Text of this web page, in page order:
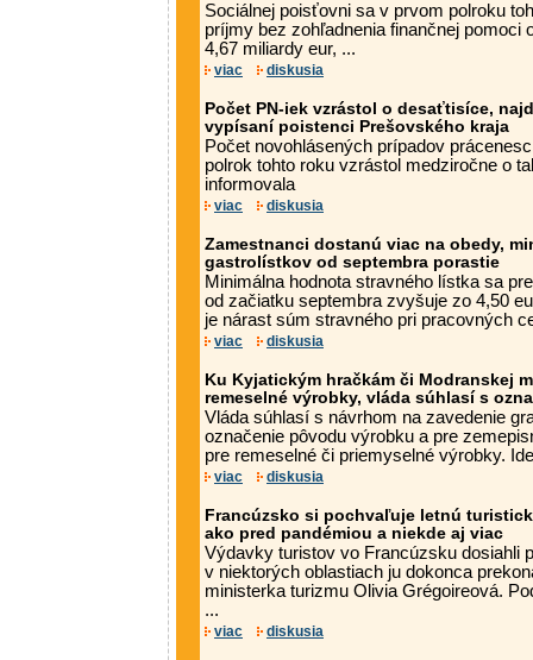
Sociálnej poisťovni sa v prvom polroku
príjmy bez zohľadnenia finančnej pomoci
4,67 miliardy eur, ...
viac diskusia
Počet PN-iek vzrástol o desaťtisíce,
vypísaní poistenci Prešovského kraja
Počet novohlásených prípadov
polrok tohto roku vzrástol medziročne o
informovala
viac diskusia
Zamestnanci dostanú viac na obedy,
gastrolístkov od septembra porastie
Minimálna hodnota stravného lístka sa
od začiatku septembra zvyšuje zo 4,50
je nárast súm stravného pri pracovných
viac diskusia
Ku Kyjatickým hračkám či Modranskej
remeselné výrobky, vláda súhlasí s
Vláda súhlasí s návrhom na zavedenie
označenie pôvodu výrobku a pre
pre remeselné či priemyselné výrobky.
viac diskusia
Francúzsko si pochvaľuje letnú
ako pred pandémiou a niekde aj viac
Výdavky turistov vo Francúzsku dosiahli
v niektorých oblastiach ju dokonca
ministerka turizmu Olivia Grégoireová.
...
viac diskusia